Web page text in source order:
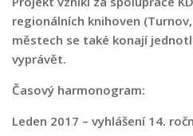
Doporučujeme
Akce
Online katalog
Vzdělávací centrum
Informační centrum pro
regionálních knihoven
městech se také konají
vyprávět.
Časový harmonogram:
Leden 2017 – vyhlášení 14.